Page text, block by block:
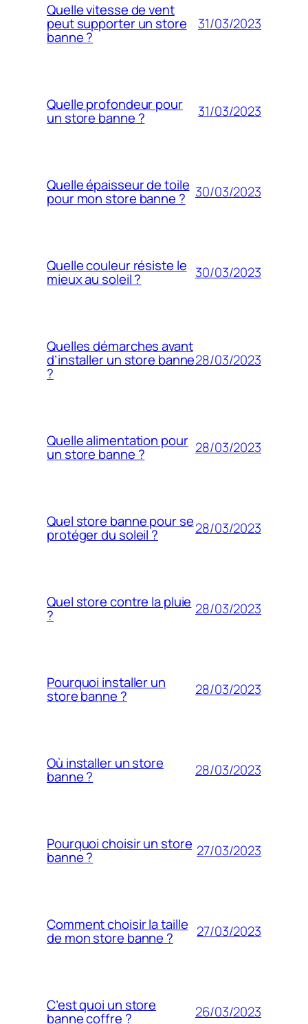
Quelle vitesse de vent
peut supporter un store
banne ?
31/03/2023
Quelle profondeur pour
un store banne ? 31/03/2023
Quelle épaisseur de toile
pour mon store banne ? 30/03/2023
Quelle couleur résiste le
mieux au soleil ? 30/03/2023
Quelles démarches avant
d’installer un store banne
?
28/03/2023
Quelle alimentation pour
un store banne ? 28/03/2023
Quel store banne pour se
protéger du soleil ? 28/03/2023
Quel store contre la pluie
? 28/03/2023
Pourquoi installer un
store banne ? 28/03/2023
Où installer un store
banne ? 28/03/2023
Pourquoi choisir un store
banne ? 27/03/2023
Comment choisir la taille
de mon store banne ? 27/03/2023
C’est quoi un store
banne coffre ? 26/03/2023